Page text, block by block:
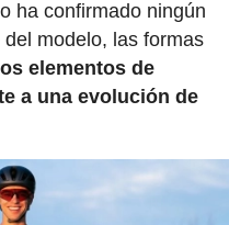
ha confirmado ningún
modelo, las formas
elementos de
a una evolución de